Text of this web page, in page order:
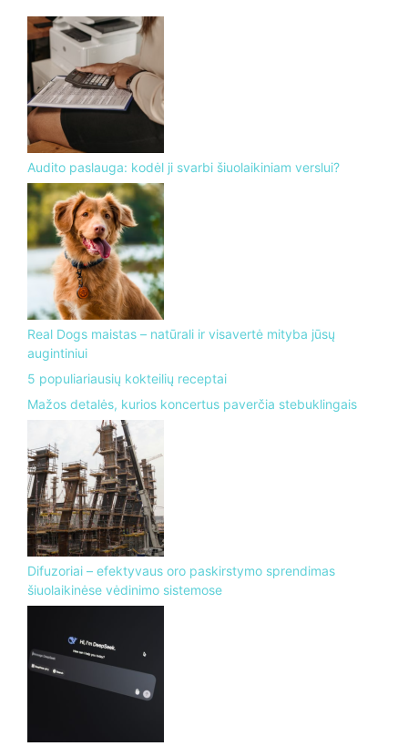
Audito paslauga: kodėl ji svarbi šiuolaikiniam verslui?
Real Dogs maistas – natūrali ir visavertė mityba jūsų
augintiniui
5 populiariausių kokteilių receptai
Mažos detalės, kurios koncertus paverčia stebuklingais
Difuzoriai – efektyvaus oro paskirstymo sprendimas
šiuolaikinėse vėdinimo sistemose